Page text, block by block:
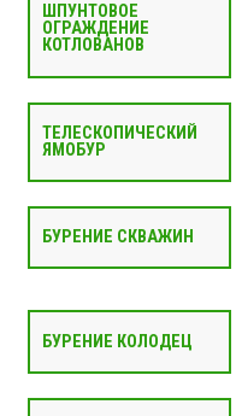
ШПУНТОВОЕ
ОГРАЖДЕНИЕ
КОТЛОВАНОВ
ТЕЛЕСКОПИЧЕСКИЙ
ЯМОБУР
БУРЕНИЕ СКВАЖИН
БУРЕНИЕ КОЛОДЕЦ